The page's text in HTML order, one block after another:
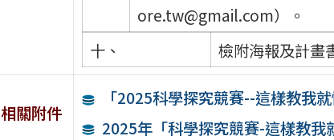
ore.tw@gmail.com）。
十、
檢附海報及計畫
相關附件
「2025科學探究競賽--這樣教我
2025年「科學探究競賽-這樣教我